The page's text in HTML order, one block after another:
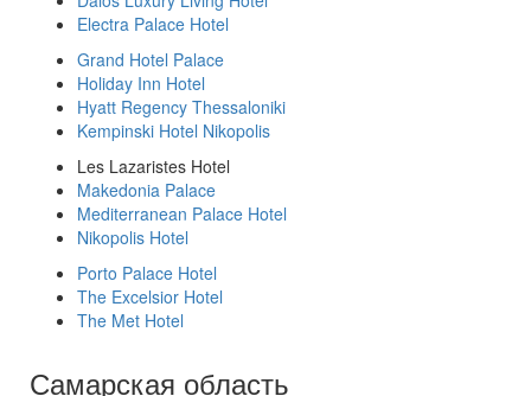
Electra Palace Hotel
Grand Hotel Palace
Holiday Inn Hotel
Hyatt Regency Thessaloniki
Kempinski Hotel Nikopolis
Les Lazaristes Hotel
Makedonia Palace
Mediterranean Palace Hotel
Nikopolis Hotel
Porto Palace Hotel
The Excelsior Hotel
The Met Hotel
Самарская область